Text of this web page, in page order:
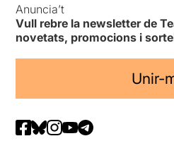
Anuncia’t
Vull rebre la newsletter de
novetats, promocions i
Unir-